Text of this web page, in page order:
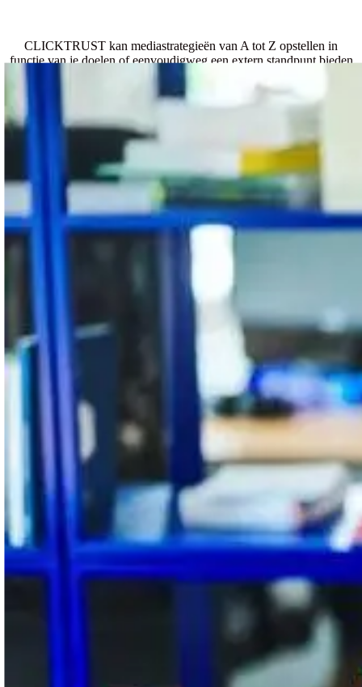
CLICKTRUST kan mediastrategieën van A tot Z opstellen in
functie van je doelen of eenvoudigweg een extern standpunt bieden